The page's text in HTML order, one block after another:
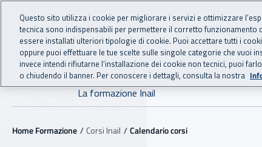
Vai al menu principale
Vai al contenuto principale
INAIL - Istituto
Navigazione principale
La formazione Inail
Navigazione - Ti trovi in:
Home Formazione Corsi Inail Calendario corsi
Questo sito utilizza i cookie per migliorare i servizi e ottimizzare
tecnica sono indispensabili per permettere il corretto funzionamento
essere installati ulteriori tipologie di cookie. Puoi accettare tutti i
oppure puoi effettuare le tue scelte sulle singole categorie che vuoi
invece intendi rifiutarne l’installazione dei cookie non tecnici, puoi farlo
o chiudendo il banner. Per conoscere i dettagli, consulta la nostra